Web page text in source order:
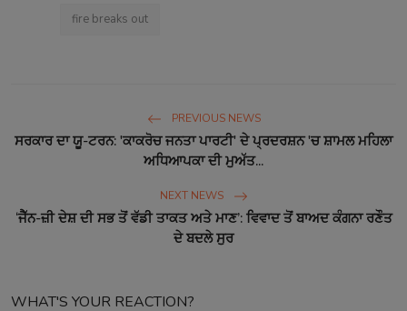
fire breaks out
PREVIOUS NEWS
ਸਰਕਾਰ ਦਾ ਯੂ-ਟਰਨ: 'ਕਾਕਰੋਚ ਜਨਤਾ ਪਾਰਟੀ' ਦੇ ਪ੍ਰਦਰਸ਼ਨ 'ਚ ਸ਼ਾਮਲ ਮਹਿਲਾ
ਅਧਿਆਪਕਾ ਦੀ ਮੁਅੱਤ...
NEXT NEWS
‘ਜੈੱਨ-ਜ਼ੀ ਦੇਸ਼ ਦੀ ਸਭ ਤੋਂ ਵੱਡੀ ਤਾਕਤ ਅਤੇ ਮਾਣ’: ਵਿਵਾਦ ਤੋਂ ਬਾਅਦ ਕੰਗਨਾ ਰਣੌਤ
ਦੇ ਬਦਲੇ ਸੁਰ
WHAT'S YOUR REACTION?